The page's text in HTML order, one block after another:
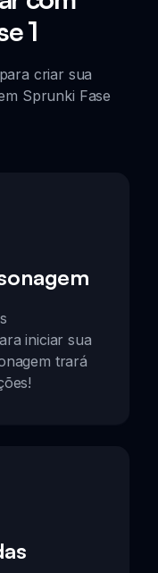
1
criar sua
Sprunki Fase
iniciar sua
trará